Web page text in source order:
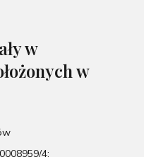
w
w
4;